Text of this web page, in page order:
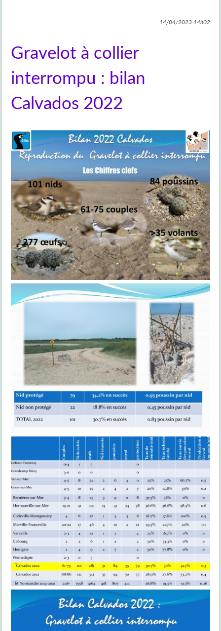
14/04/202314h02
Gravelot à collier
interrompu : bilan
Calvados 2022